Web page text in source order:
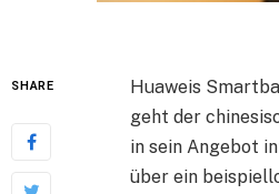
SHARE
Huaweis
geht der
in sein Angebot
über ein